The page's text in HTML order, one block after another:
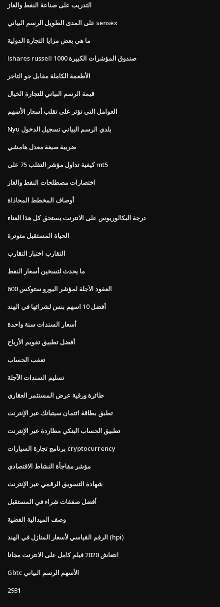
التدريب على صناعة النفط والغاز
على المدى الطويل الرسم البياني sensex
ما هي بعض مزايا التجارة الدولية
Ishares russell 1000 صندوق المؤشرات الكبيرة
الأطعمة الكاملة مقابل جو التاجر
قيمة الرسم البياني للتجارة الخيال
العوامل التي تؤثر على تقلب أسعار الأسهم
Nyu بلدي الرسم البياني تسجيل الدخول
ضريبة صيغة معدل هامشي
كيفية تداول مؤشر التقلب 75 على mt5
اختصارات مصطلحات النفط والغاز
أوصاف المخطط المحاذاة
درجة البكالوريوس على الانترنت يستحق كل هذا العناء
الحياة المستقبل متوترة
التقارب اختبار التقارب
ما يحدث لتسخين أسعار النفط
العقود الآجلة لمؤشر اليورو ستوكس 600
أفضل 10 اسهم بنس لشرائها في الهند
أسعار السندات سنة واحدة
أفضل تطبيق تقويم الأرباح
تعقب الحساب
تسليم السندات الآجلة
طائرة ورقية عرض المستثمر العقاري
تطبق بطاقة ائتمان سيتبانك عبر الإنترنت
تطبيق الحساب البنكي مطاردة عبر الإنترنت
برنامج تجارة السيارات cryptocurrency
مؤشر مفاجأة النشاط الاقتصادي
شهادة التسويق الرقمي عبر الإنترنت
أفضل صفقات شراء في المستقبل
وصف الميدالية الفضية
الرقم القياسي لأسعار المنازل في الهند (hpi)
انتعاش 2020 فيلم كامل على الانترنت مجانا
Gbtc الأسهم الرسم البياني
2931